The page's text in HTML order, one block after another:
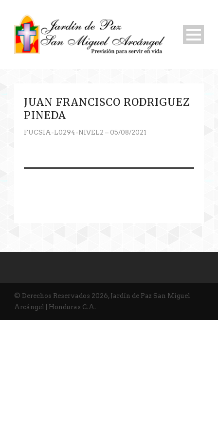
JUAN FRANCISCO RODRIGUEZ
PINEDA
FUCSIA-L0294-NIVEL2 – 05/08/2021
© Derechos Reservados 2026, Jardín de Paz San Miguel
Arcángel | Honduras C.A.